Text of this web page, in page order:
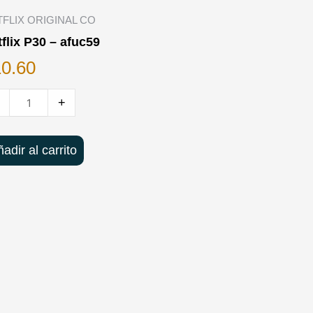
ORIGINAL CO
P30 – afuc59
+
al carrito